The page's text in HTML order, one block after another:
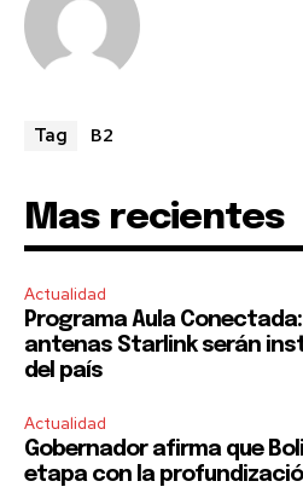
Tag B2
Mas recientes
Actualidad
Programa Aula
antenas Starlink serán
del país
Actualidad
Gobernador afirma que
etapa con la